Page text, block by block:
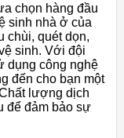
chọn hàng đầu
sinh nhà ở của
chùi, quét dọn,
sinh. Với đội
dụng công nghệ
đến cho bạn một
lượng dịch
để đảm bảo sự